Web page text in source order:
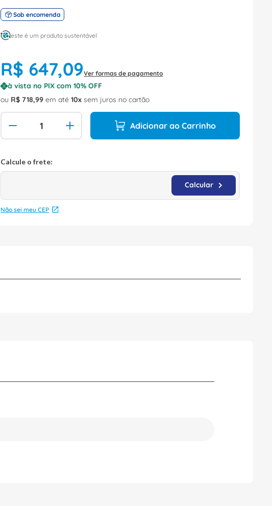
Sob encomenda
este é um produto sustentável
R$ 647,09Ver formas de pagamento
à vista no PIX com10% OFF
ou R$ 718,99 em até10 sem juros no cartão
Adicionar ao Carrinho
Não sei meu CEP